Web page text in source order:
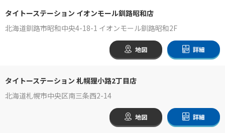
タイトーステーション イオンモール釧路昭和店
北海道釧路市昭和中央4-18-1 イオンモール釧路昭和2F
地図 詳細
タイトーステーション 札幌狸小路2丁目店
北海道札幌市中央区南三条西2-14
地図 詳細